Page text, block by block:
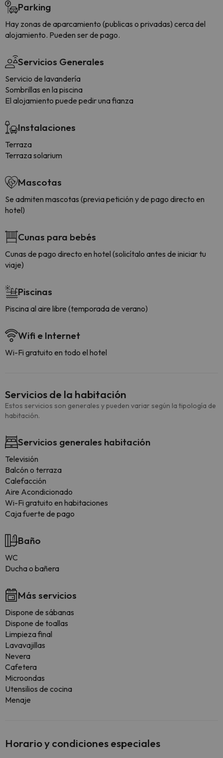
Parking
Hay zonas de aparcamiento (publicas o privadas) cerca del
alojamiento. Pueden ser de pago.
Servicios Generales
Servicio de lavandería
Sombrillas en la piscina
El alojamiento puede pedir una fianza
Instalaciones
Terraza
Terraza solarium
Mascotas
Se admiten mascotas (previa petición y de pago directo en
hotel)
Cunas para bebés
Cunas de pago directo en hotel (solicítalo antes de iniciar tu
viaje)
Piscinas
Piscina al aire libre (temporada de verano)
Wifi e Internet
Wi-Fi gratuito en todo el hotel
Servicios de la habitación
Estos servicios son generales y pueden variar según la tipología de
habitación.
Servicios generales habitación
Televisión
Balcón o terraza
Calefacción
Aire Acondicionado
Wi-Fi gratuito en habitaciones
Caja fuerte de pago
Baño
WC
Ducha o bañera
Más servicios
Dispone de sábanas
Dispone de toallas
Limpieza final
Lavavajillas
Nevera
Cafetera
Microondas
Utensilios de cocina
Menaje
Horario y condiciones especiales